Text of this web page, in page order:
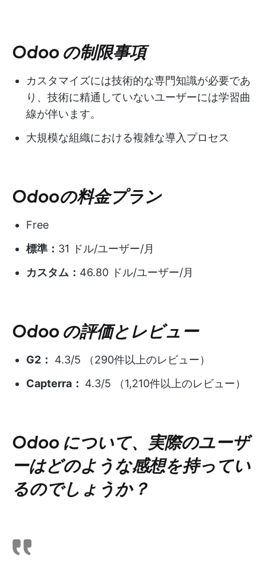
Odoo の制限事項
カスタマイズには技術的な専門知識が必要であ
り、技術に精通していないユーザーには学習曲
線が伴います。
大規模な組織における複雑な導入プロセス
Odooの料金プラン
Free
標準： 31 ドル/ユーザー/月
カスタム： 46.80 ドル/ユーザー/月
Odoo の評価とレビュー
G2：
4.3/5 （290件以上のレビュー）
Capterra： 4.3/5 （1,210件以上のレビュー）
Odoo について、実際のユーザ
ーはどのような感想を持ってい
るのでしょうか？